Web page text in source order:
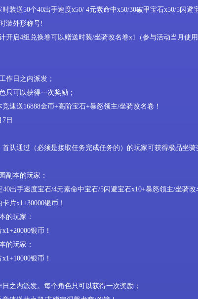
时装送50个40出手速度x50/ 4元素命中x50/30破甲宝石x50/5闪避
装外形称号!
开启4组兑换卷可以赠送时装/坐骑改名卷x1 （参与活动当月使
作日之内派发；
只可以获得一次奖励；
竞速送16888金币+高阶宝石+暴怒领主/坐骑改名卷！
7日
队通过（必须是接取任务完成任务的）的玩家可获得极品坐骑
副本的玩家：
40出手速度宝石/4元素命中宝石/5闪避宝石x10+暴怒领主/坐骑改
卡片x1+30000银币！
的玩家：
x1+20000银币！
的玩家：
x1+10000银币！
之内派发。每个角色只可以获得一次奖励；